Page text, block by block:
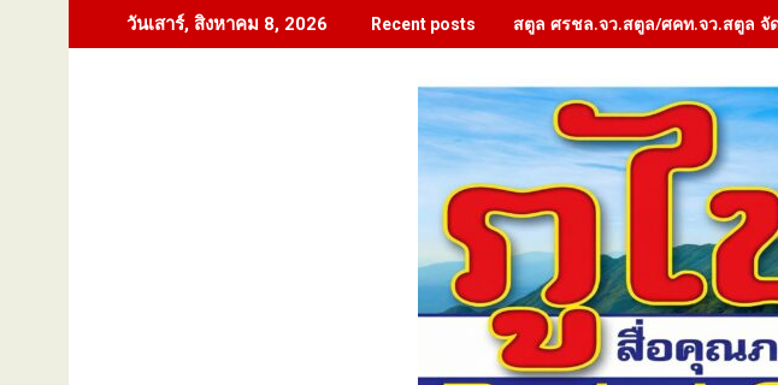
to
วันเสาร์, สิงหาคม 8, 2026 Recent posts สตูล ศรชล.จว.สตูล/ศคท.จว.สตูล จั